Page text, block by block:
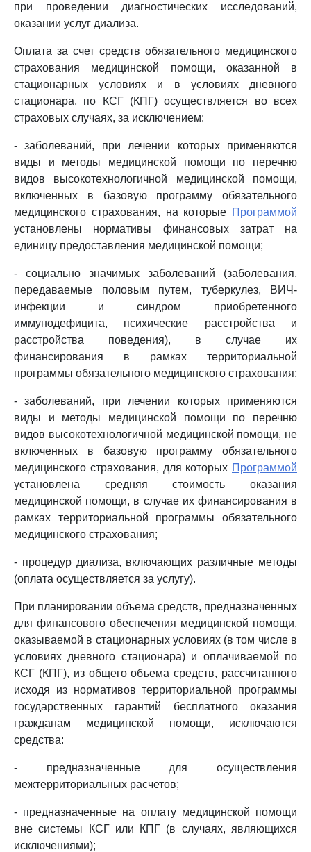
при проведении диагностических исследований,
оказании услуг диализа.
Оплата за счет средств обязательного медицинского
страхования медицинской помощи, оказанной в
стационарных условиях и в условиях дневного
стационара, по КСГ (КПГ) осуществляется во всех
страховых случаях, за исключением:
- заболеваний, при лечении которых применяются
виды и методы медицинской помощи по перечню
видов высокотехнологичной медицинской помощи,
включенных в базовую программу обязательного
медицинского страхования, на которые Программой
установлены нормативы финансовых затрат на
единицу предоставления медицинской помощи;
- социально значимых заболеваний (заболевания,
передаваемые половым путем, туберкулез, ВИЧ-
инфекции и синдром приобретенного
иммунодефицита, психические расстройства и
расстройства поведения), в случае их
финансирования в рамках территориальной
программы обязательного медицинского страхования;
- заболеваний, при лечении которых применяются
виды и методы медицинской помощи по перечню
видов высокотехнологичной медицинской помощи, не
включенных в базовую программу обязательного
медицинского страхования, для которых Программой
установлена средняя стоимость оказания
медицинской помощи, в случае их финансирования в
рамках территориальной программы обязательного
медицинского страхования;
- процедур диализа, включающих различные методы
(оплата осуществляется за услугу).
При планировании объема средств, предназначенных
для финансового обеспечения медицинской помощи,
оказываемой в стационарных условиях (в том числе в
условиях дневного стационара) и оплачиваемой по
КСГ (КПГ), из общего объема средств, рассчитанного
исходя из нормативов территориальной программы
государственных гарантий бесплатного оказания
гражданам медицинской помощи, исключаются
средства:
- предназначенные для осуществления
межтерриториальных расчетов;
- предназначенные на оплату медицинской помощи
вне системы КСГ или КПГ (в случаях, являющихся
исключениями);